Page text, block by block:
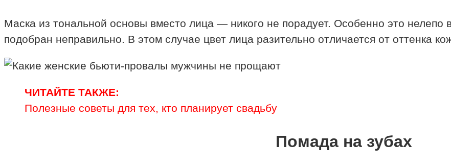
Маска из тональной основы вместо лица — никого не порадует. Особенно это нелепо
подобран неправильно. В этом случае цвет лица разительно отличается от оттенка
ЧИТАЙТЕ ТАКЖЕ:
Полезные советы для тех, кто планирует свадьбу
Помада на зубах